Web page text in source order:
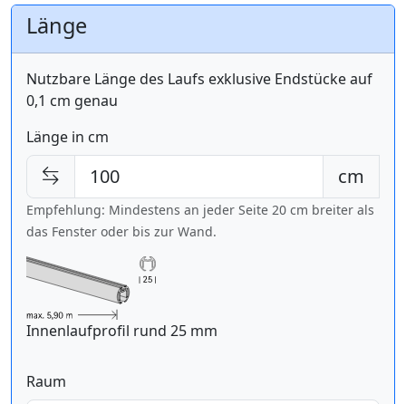
Länge
Nutzbare Länge des Laufs exklusive Endstücke auf
0,1 cm genau
Länge in cm
cm
Empfehlung: Mindestens an jeder Seite 20 cm breiter als
das Fenster oder bis zur Wand.
Innenlaufprofil rund 25 mm
Raum